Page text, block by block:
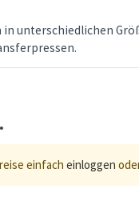
unterschiedlichen
einfach einloggen